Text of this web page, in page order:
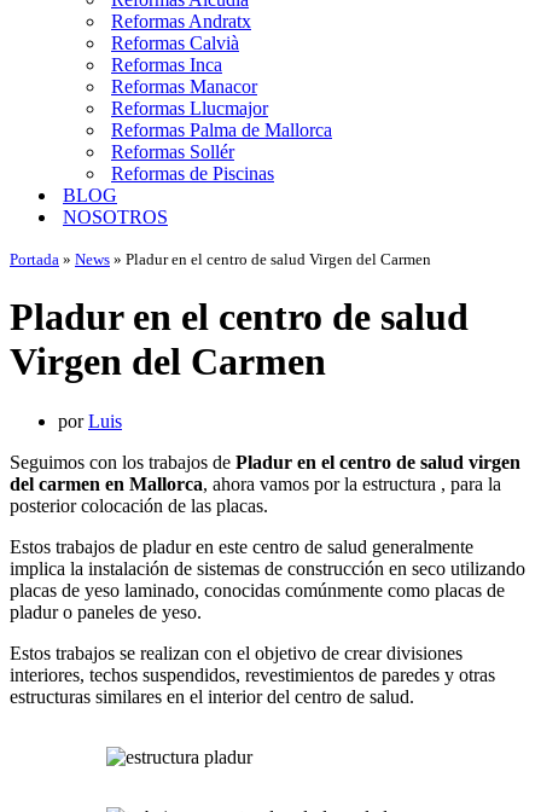
Reformas Andratx
Reformas Calvià
Reformas Inca
Reformas Manacor
Reformas Llucmajor
Reformas Palma de Mallorca
Reformas Sollér
Reformas de Piscinas
BLOG
NOSOTROS
Portada » News » Pladur en el centro de salud Virgen del Carmen
Pladur en el centro de salud
Virgen del Carmen
porLuis
Seguimos con los trabajos de Pladur en el centro de salud virgen
del carmen en Mallorca, ahora vamos por la estructura , para la
posterior colocación de las placas.
Estos trabajos de pladur en este centro de salud generalmente
implica la instalación de sistemas de construcción en seco utilizando
placas de yeso laminado, conocidas comúnmente como placas de
pladur o paneles de yeso.
Estos trabajos se realizan con el objetivo de crear divisiones
interiores, techos suspendidos, revestimientos de paredes y otras
estructuras similares en el interior del centro de salud.